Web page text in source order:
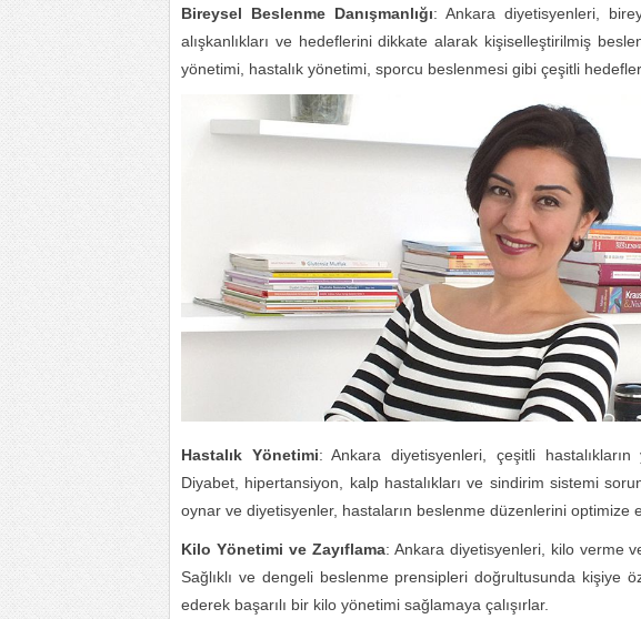
Bireysel Beslenme Danışmanlığı: Ankara diyetisyenleri,
alışkanlıkları ve hedeflerini dikkate alarak kişiselleştirilmiş
yönetimi, hastalık yönetimi, sporcu beslenmesi gibi çeşitli
Hastalık Yönetimi: Ankara diyetisyenleri, çeşitli hastalıkların
Diyabet, hipertansiyon, kalp hastalıkları ve sindirim sistemi
oynar ve diyetisyenler, hastaların beslenme düzenlerini optimize
Kilo Yönetimi ve Zayıflama: Ankara diyetisyenleri, kilo verme
Sağlıklı ve dengeli beslenme prensipleri doğrultusunda kişiye
ederek başarılı bir kilo yönetimi sağlamaya çalışırlar.